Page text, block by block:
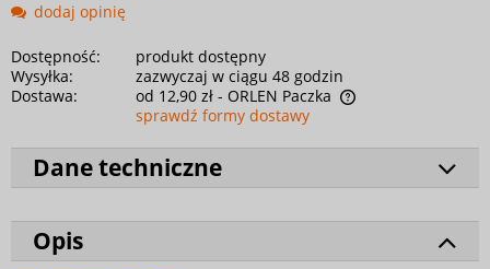
dodaj opinię
Dostępność:
produkt dostępny
Wysyłka:
zazwyczaj w ciągu 48 godzin
Dostawa:
od 12,90 zł - ORLEN Paczka
sprawdź formy dostawy
Dane techniczne
Opis